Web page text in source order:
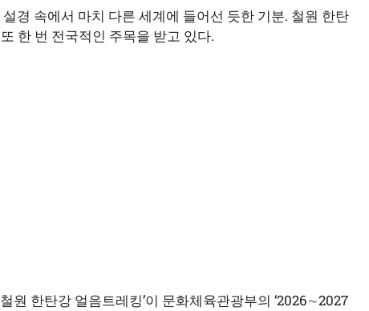
경 속에서 마치 다른 세계에 들어선 듯한 기분. 철원 한탄
한 번 전국적인 주목을 받고 있다.
원 한탄강 얼음트레킹’이 문화체육관광부의 ‘2026∼2027